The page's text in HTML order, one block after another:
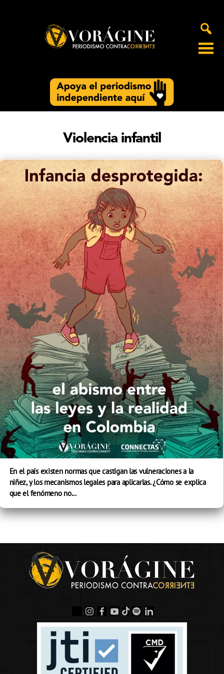
Violencia infantil
En el país existen normas que castigan las vulneraciones a la
niñez, y los mecanismos legales para aplicarlas. ¿Cómo se explica
que el fenómeno no...